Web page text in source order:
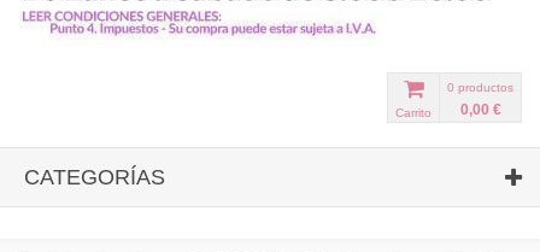
0 productos
0,00 €
Carrito
CATEGORÍAS